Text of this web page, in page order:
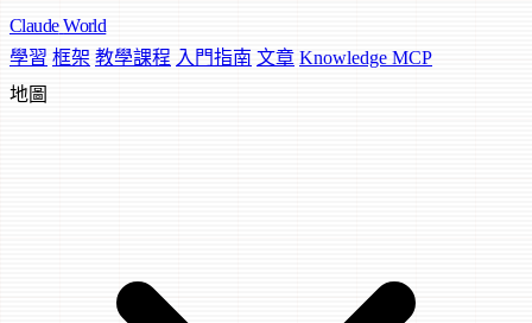
Claude World
學習 框架 教學課程 入門指南 文章 Knowledge MCP
地圖